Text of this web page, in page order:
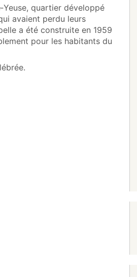
quartier développé
avaient perdu leurs
a été construite en 1959
pour les habitants du